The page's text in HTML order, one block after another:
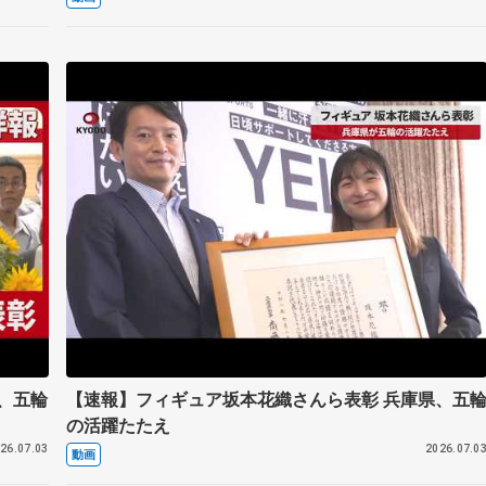
五輪
【速報】フィギュア坂本花織さんら表彰 兵庫県、五輪
の活躍たたえ
動画 2026.07.03